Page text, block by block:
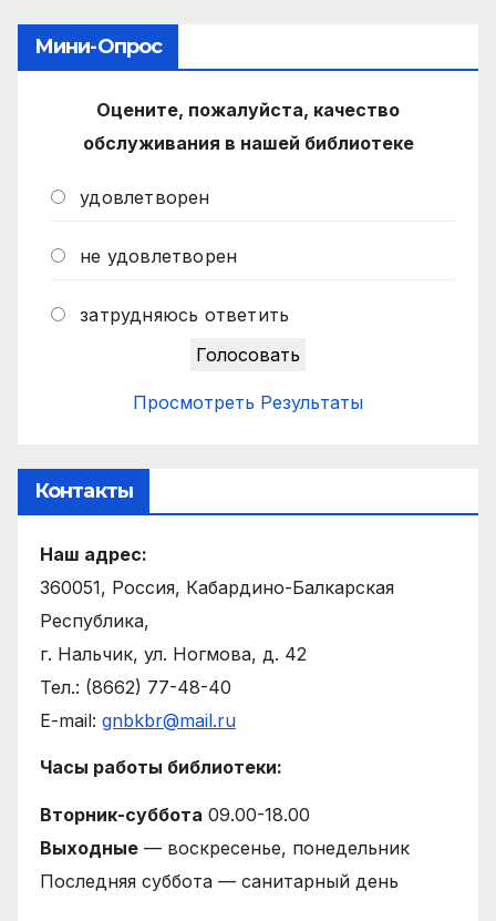
Мини-Опрос
Оцените, пожалуйста, качество
обслуживания в нашей библиотеке
удовлетворен
не удовлетворен
затрудняюсь ответить
Просмотреть Результаты
Контакты
Наш адрес:
360051, Россия, Кабардино-Балкарская
Республика,
г. Нальчик, ул. Ногмова, д. 42
Тел.: (8662) 77-48-40
E-mail: gnbkbr@mail.ru
Часы работы библиотеки:
Вторник-суббота 09.00-18.00
Выходные — воскресенье, понедельник
Последняя суббота — санитарный день